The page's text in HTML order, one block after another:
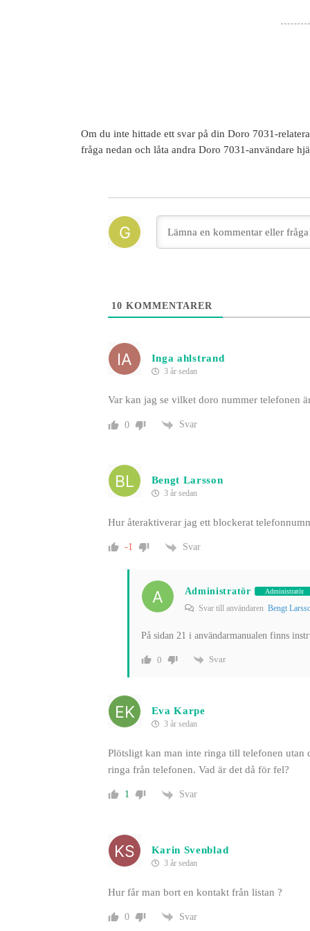
Om du inte hittade ett svar på din Doro 7031-
fråga nedan och låta andra Doro 7031-användare
10 KOMMENTARER
Inga ahlstrand
3 år sedan
Var kan jag se vilket doro nummer telefonen
0 Svar
Bengt Larsson
3 år sedan
Hur återaktiverar jag ett blockerat
-1 Svar
Administratör Administratör
Svar till användaren Bengt
På sidan 21 i användarmanualen finns
0 Svar
Eva Karpe
3 år sedan
Plötsligt kan man inte ringa till telefonen utan
ringa från telefonen. Vad är det då för fel?
1 Svar
Karin Svenblad
3 år sedan
Hur får man bort en kontakt från listan ?
0 Svar